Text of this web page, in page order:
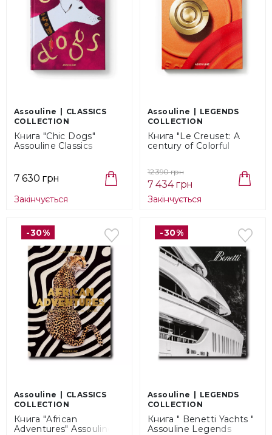
Assouline
CLASSICS
COLLECTION
Книга "Chic Dogs"
Assouline Classics
7 630 грн
Закінчується
Assouline
LEGENDS
COLLECTION
Книга "Le Creuset: A
century of Colorful
(9781649804464)
12 390 грн
7 434 грн
Закінчується
-30%
Assouline
CLASSICS
COLLECTION
Книга "African
Adventures" Assouline
-30%
Assouline
LEGENDS
COLLECTION
Книга " Benetti Yachts "
Assouline Legends